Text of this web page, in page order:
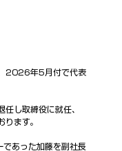
2026年5月付で代表
し取締役に就任、
ます。
あった加藤を副社長